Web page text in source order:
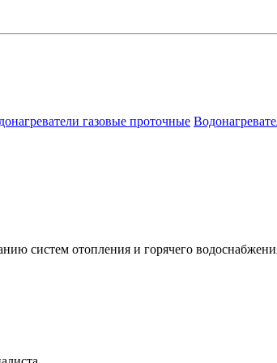
газовые проточные
систем отопления и горячего